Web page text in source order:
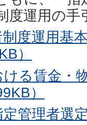
度運用の
度運用基
）
る賃金・
）
管理者選